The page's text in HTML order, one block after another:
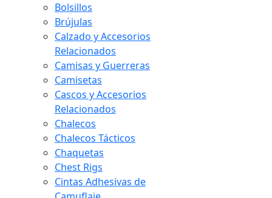
Bolsillos
Brújulas
Calzado y Accesorios
Relacionados
Camisas y Guerreras
Camisetas
Cascos y Accesorios
Relacionados
Chalecos
Chalecos Tácticos
Chaquetas
Chest Rigs
Cintas Adhesivas de